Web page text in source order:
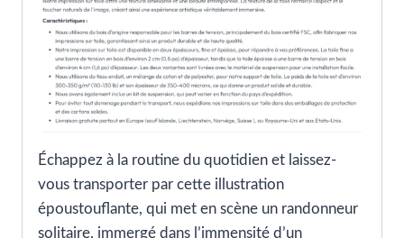
Échappez à la routine du quotidien et laissez-
vous transporter par cette illustration
époustouflante, qui met en scène un randonneur
solitaire, immergé dans l’immensité d’un